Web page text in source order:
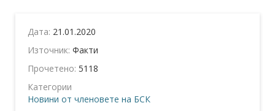
Дата: 21.01.2020
Източник: Факти
Прочетено: 5118
Категории
Новини от членовете на БСК